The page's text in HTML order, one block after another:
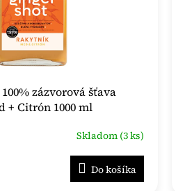
zázvorová šťava
+ Citrón 1000 ml
Skladom (3 ks)
Do košíka